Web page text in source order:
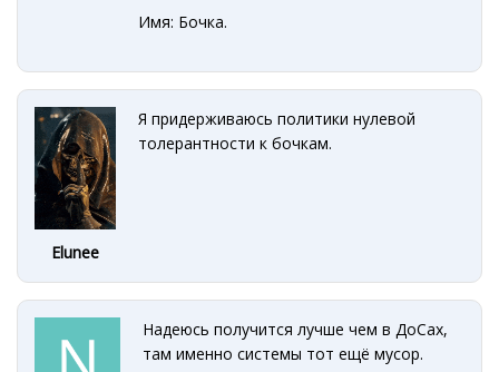
Имя: Бочка.
Elunee
Я придерживаюсь политики нулевой
толерантности к бочкам.
Надеюсь получится лучше чем в ДоСах,
там именно системы тот ещё мусор.